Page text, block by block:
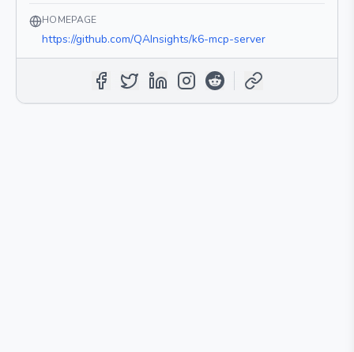
HOMEPAGE
https://github.com/QAInsights/k6-mcp-server